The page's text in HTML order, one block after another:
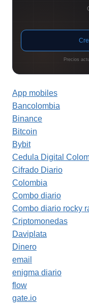
Precios
App mobiles
Bancolombia
Binance
Bitcoin
Bybit
Cedula Digital
Cifrado Diario
Colombia
Combo diario
Combo diario rocky
Criptomonedas
Daviplata
Dinero
email
enigma diario
flow
gate.io